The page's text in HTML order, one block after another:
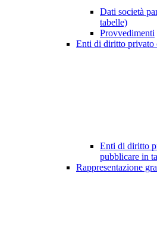
Dati società
tabelle)
Provvedimenti
Enti di diritto privato
Enti di diritto
pubblicare in
Rappresentazione